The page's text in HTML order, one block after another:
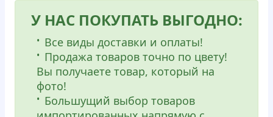
У НАС ПОКУПАТЬ ВЫГОДНО:
Все виды доставки и оплаты!
Продажа товаров точно по цвету!
Вы получаете товар, который на
фото!
Большущий выбор товаров